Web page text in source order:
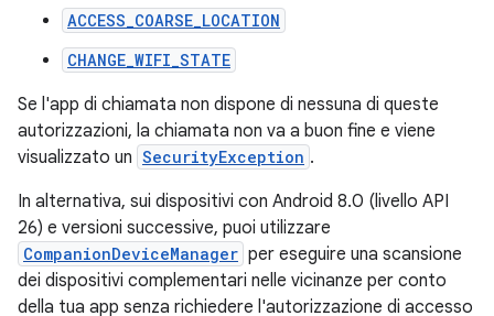
ACCESS_COARSE_LOCATION
CHANGE_WIFI_STATE
Se l'app di chiamata non dispone di nessuna di queste
autorizzazioni, la chiamata non va a buon fine e viene
visualizzato un SecurityException .
In alternativa, sui dispositivi con Android 8.0 (livello API
26) e versioni successive, puoi utilizzare
CompanionDeviceManager per eseguire una scansione
dei dispositivi complementari nelle vicinanze per conto
della tua app senza richiedere l'autorizzazione di accesso